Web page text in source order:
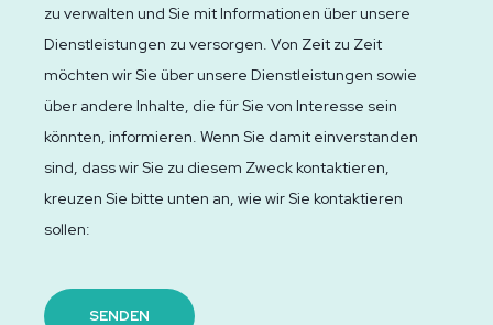
zu verwalten und Sie mit Informationen über unsere
Dienstleistungen zu versorgen. Von Zeit zu Zeit
möchten wir Sie über unsere Dienstleistungen sowie
über andere Inhalte, die für Sie von Interesse sein
könnten, informieren. Wenn Sie damit einverstanden
sind, dass wir Sie zu diesem Zweck kontaktieren,
kreuzen Sie bitte unten an, wie wir Sie kontaktieren
sollen: